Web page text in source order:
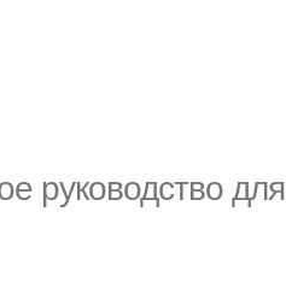
руководство для